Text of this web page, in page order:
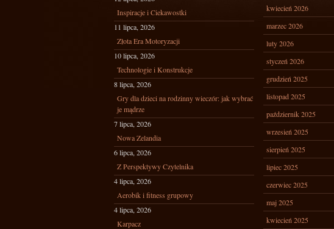
Inspiracje i Ciekawostki
11 lipca, 2026
Złota Era Motoryzacji
10 lipca, 2026
Technologie i Konstrukcje
8 lipca, 2026
Gry dla dzieci na rodzinny wieczór: jak wybrać
je mądrze
7 lipca, 2026
Nowa Zelandia
6 lipca, 2026
Z Perspektywy Czytelnika
4 lipca, 2026
Aerobik i fitness grupowy
4 lipca, 2026
Karpacz
kwiecień 2026
marzec 2026
luty 2026
styczeń 2026
grudzień 2025
listopad 2025
październik 2025
wrzesień 2025
sierpień 2025
lipiec 2025
czerwiec 2025
maj 2025
kwiecień 2025